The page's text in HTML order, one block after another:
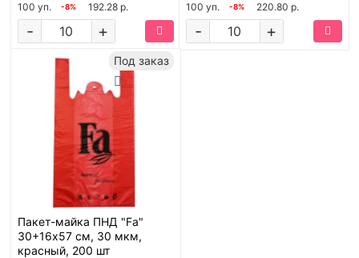
100 уп.
-8% 192.28 р.
+
-
100 уп.
-8% 220.80 р.
+
-
Под заказ
Пакет-майка ПНД "Fa"
30+16х57 см, 30 мкм,
красный, 200 шт